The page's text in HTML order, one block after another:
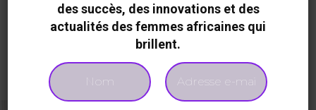
Redaction 8 Mai 2025 535
Facebook Twitter
des succès, des innovations et des
actualités des femmes africaines qui
brillent.